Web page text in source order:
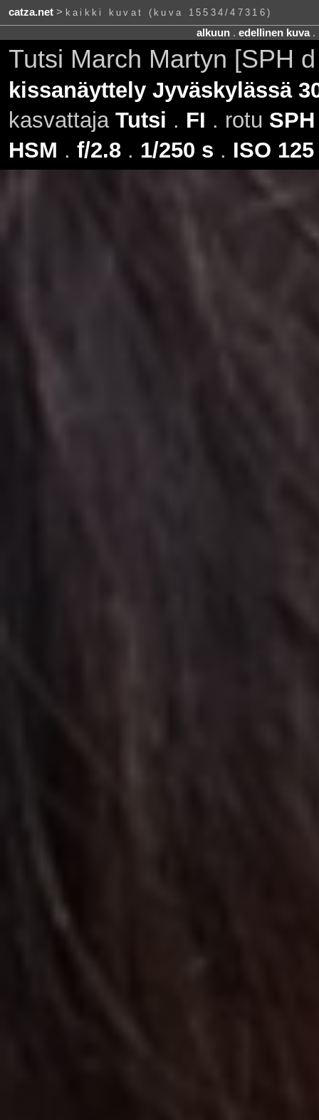
catza.net> kaikki kuvat (kuva 15534/47316)
alkuun. edellinen kuva.
Tutsi March Martyn [SPH
kissanäyttely Jyväskylässä
kasvattaja Tutsi . FI . rotu SPH
HSM . f/2.8. 1/250 s . ISO 125